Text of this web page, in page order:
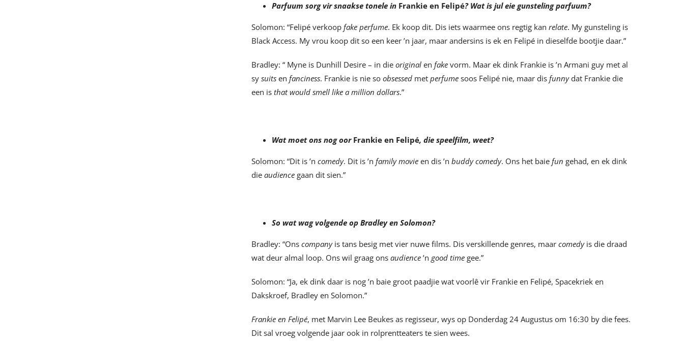
Parfuum sorg vir snaakse tonele in Frankie en Felipé? Wat is jul eie gunsteling parfuum?
Solomon: “Felipé verkoopfake perfume. Ek koop dit. Dis iets waarmee ons regtig kanrelate. My gunsteling is
Black Access. My vrou koop dit so een keer ’n jaar, maar andersins is ek en Felipé in dieselfde bootjie daar.”
Bradley: “ Myne is Dunhill Desire – in dieoriginal enfakevorm. Maar ek dink Frankie is ’n Armani guy met al
sysuits enfanciness. Frankie is nie soobsessed metperfumesoos Felipé nie, maar disfunnydat Frankie die
een isthat would smell like a million dollars.”
Wat moet ons nog oor Frankie en Felipé, die speelfilm, weet?
Solomon: “Dit is ’ncomedy. Dit is ’nfamily movie en dis ’nbuddy comedy. Ons het baiefungehad, en ek dink
dieaudience gaan dit sien.”
So wat wag volgende op Bradley en Solomon?
Bradley: “Onscompanyis tans besig met vier nuwe films. Dis verskillende genres, maarcomedy is die draad
wat deur almal loop. Ons wil graag onsaudience ’ngood time gee.”
Solomon: “Ja, ek dink daar is nog ’n baie groot paadjie wat voorlê vir Frankie en Felipé, Spacekriek en
Dakskroef, Bradley en Solomon.”
Frankie en Felipé, met Marvin Lee Beukes as regisseur, wys op Donderdag 24 Augustus om 16:30 by die fees.
Dit sal vroeg volgende jaar ook in rolprentteaters te sien wees.